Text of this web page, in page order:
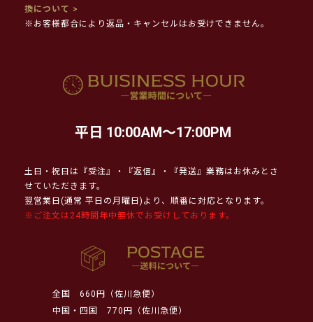
換について >
※お客様都合により返品・キャンセルはお受けできません。
平日 10:00AM～17:00PM
土日・祝日は『受注』・『返信』・『発送』業務はお休みとさ
せていただきます。
翌営業日(通常 平日の月曜日)より、順番に対応となります。
※ご注文は24時間年中無休でお受けしております。
全国
660円（佐川急便）
中国・四国
770円（佐川急便）